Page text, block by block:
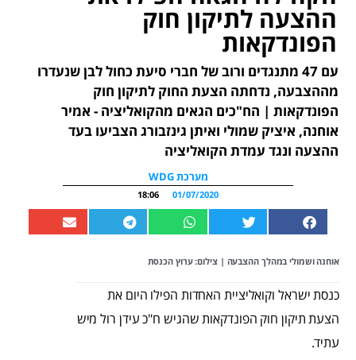
ההצעה לתיקון חוק
הפונדקאות
עם 47 מתנגדים ורוב של חברי סיעת כחול לבן שנעדרו
מההצבעה, נדחתה הצעת החוק לתיקון חוק
הפונדקאות | הח"כים הגאים מהקואליציה - אמיר
אוחנה, איציק שמולי ואיתן גינזבורג הצביעו בעד
ההצעה ונגד עמדת הקואליציה
מערכת WDG
01/07/2020
18:06
אוחנה ושמולי במהלך ההצבעה | צילום: ערוץ הכנסת
כנסת ישראל וקואליציית האחדות הפילו היום את
הצעת תיקון חוק הפונדקאות שהגיש ח"כ עידן רול מיש
עתיד.